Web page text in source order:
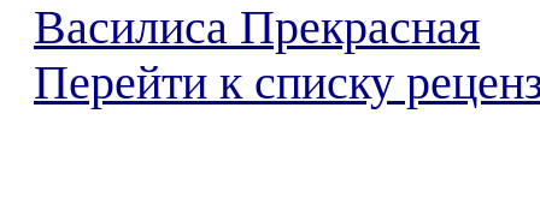
Василиса Прекрасная
Перейти к списку